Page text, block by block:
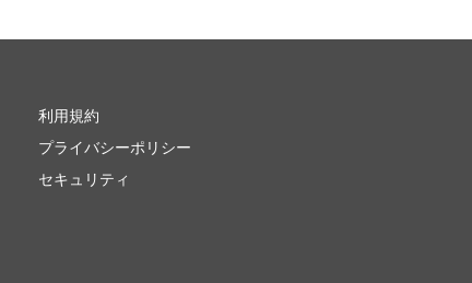
利用規約
プライバシーポリシー
セキュリティ